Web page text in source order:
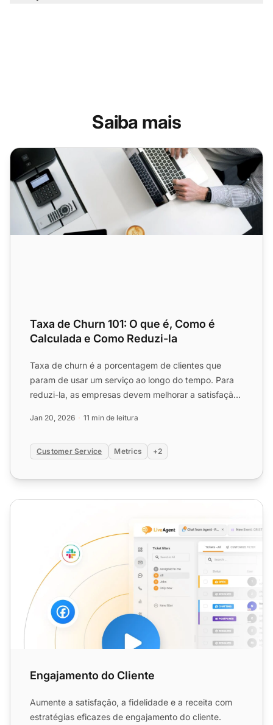
Saiba mais
Taxa de Churn 101: O que é, Como é Calculada e Como
Taxa de Churn 101: O que é, Como é
Calculada e Como Reduzi-la
Taxa de churn é a porcentagem de clientes que
param de usar um serviço ao longo do tempo. Para
reduzi-la, as empresas devem melhorar a satisfação
Jan 20, 2026 11 min de leitura
Customer Service Metrics +2
Engajamento do Cliente
Engajamento do Cliente
Aumente a satisfação, a fidelidade e a receita com
estratégias eficazes de engajamento do cliente.